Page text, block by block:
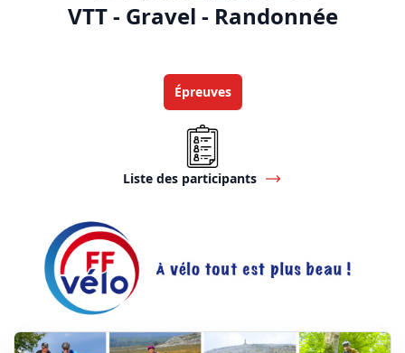
VTT - Gravel - Randonnée
Épreuves
Liste des participants